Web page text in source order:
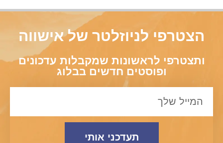
הצטרפי לניוזלטר של אישווה
ותצטרפי לראשונות שמקבלות עדכונים
ופוסטים חדשים בבלוג
תעדכני אותי